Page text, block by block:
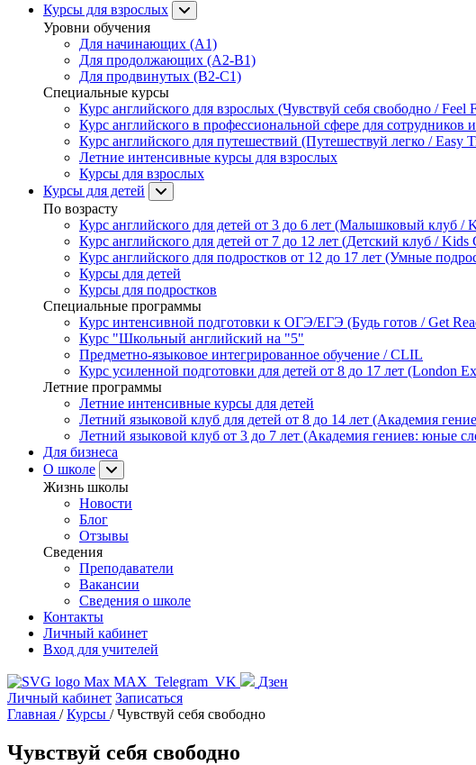
Курсы для взрослых
Уровни обучения
Для начинающих (A1)
Для продолжающих (A2-B1)
Для продвинутых (B2-C1)
Специальные курсы
Курс английского для взрослых (Чувствуй себя свободно / Feel
Курс английского в профессиональной сфере для
Курс английского для путешествий (Путешествуй легко / Easy
Летние интенсивные курсы для взрослых
Курсы для взрослых
Курсы для детей
По возрасту
Курс английского для детей от 3 до 6 лет (Малышковый клуб /
Курс английского для детей от 7 до 12 лет (Детский клуб / Kids
Курс английского для подростков от 12 до 17 лет (Умные
Курсы для детей
Курсы для подростков
Специальные программы
Курс интенсивной подготовки к ОГЭ/ЕГЭ (Будь готов / Get
Курс "Школьный английский на "5"
Предметно-языковое интегрированное обучение / CLIL
Курс усиленной подготовки для детей от 8 до 17 лет (London
Летние программы
Летние интенсивные курсы для детей
Летний языковой клуб для детей от 8 до 14 лет (Академия
Летний языковой клуб от 3 до 7 лет (Академия гениев: юные
Для бизнеса
О школе
Жизнь школы
Новости
Блог
Отзывы
Сведения
Преподаватели
Вакансии
Сведения о школе
Контакты
Личный кабинет
Вход для учителей
MAX Telegram VK
Дзен
Личный кабинет Записаться
Главная /Курсы /Чувствуй себя свободно
Чувствуй себя свободно